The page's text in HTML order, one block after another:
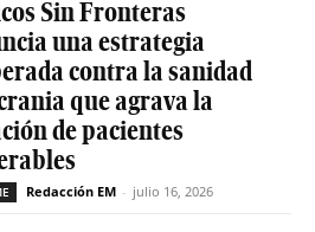
Sin Fronteras
una estrategia
contra la sanidad
que agrava la
de pacientes
Redacción EM - julio 16, 2026